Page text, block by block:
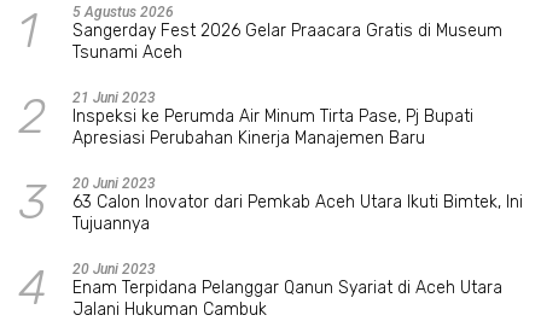
1 5 Agustus 2026
Sangerday Fest 2026 Gelar Praacara Gratis di Museum
Tsunami Aceh
2 21 Juni 2023
Inspeksi ke Perumda Air Minum Tirta Pase, Pj Bupati
Apresiasi Perubahan Kinerja Manajemen Baru
3 20 Juni 2023
63 Calon Inovator dari Pemkab Aceh Utara Ikuti Bimtek, Ini
Tujuannya
4 20 Juni 2023
Enam Terpidana Pelanggar Qanun Syariat di Aceh Utara
Jalani Hukuman Cambuk